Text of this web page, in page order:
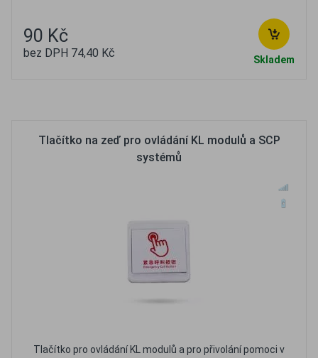
90 Kč
bez DPH 74,40 Kč Skladem
Tlačítko na zeď pro ovládání KL modulů a SCP
systémů
Tlačítko pro ovládání KL modulů a pro přivolání pomoci v